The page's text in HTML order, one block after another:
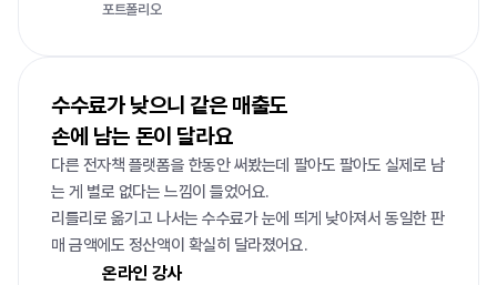
포트폴리오
수수료가 낮으니 같은 매출도
손에 남는 돈이 달라요
다른 전자책 플랫폼을 한동안 써봤는데 팔아도 팔아도 실제로 남
는 게 별로 없다는 느낌이 들었어요.
리틀리로 옮기고 나서는 수수료가 눈에 띄게 낮아져서 동일한 판
매 금액에도 정산액이 확실히 달라졌어요.
온라인 강사